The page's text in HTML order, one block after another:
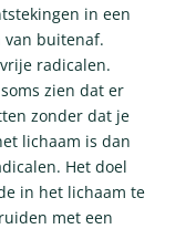
in een
van buitenaf.
radicalen.
zien dat er
zonder dat je
lichaam is dan
Het doel
in het lichaam te
met een